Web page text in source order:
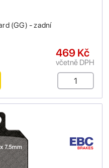
(GG) - zadní
469 Kč
včetně DPH